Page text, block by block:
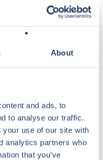
About
and ads, to
to analyse our traffic.
your use of our site with
analytics partners who
that you’ve
de ce projet ?